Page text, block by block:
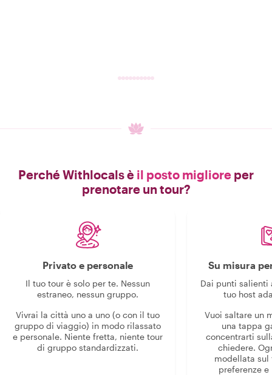
Perché Withlocals è il posto migliore per
prenotare un tour?
Privato e personale
Il tuo tour è solo per te. Nessun
estraneo, nessun gruppo.
Vivrai la città uno a uno (o con il tuo
gruppo di viaggio) in modo rilassato
e personale. Niente fretta, niente tour
di gruppo standardizzati.
Su misura
Dai punti salienti
tuo host
Vuoi saltare un
una tappa
concentrarti
chiedere.
modellata sul
preferenze